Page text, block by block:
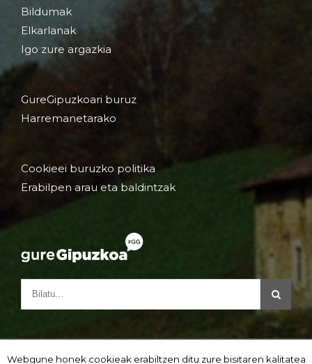
Bildumak
Elkarlanak
Igo zure argazkia
GureGipuzkoari buruz
Harremanetarako
Cookieei buruzko politika
Erabilpen arau eta baldintzak
Webgune honek cookieak erabiltzen ditu zure bisitaren kalitatea